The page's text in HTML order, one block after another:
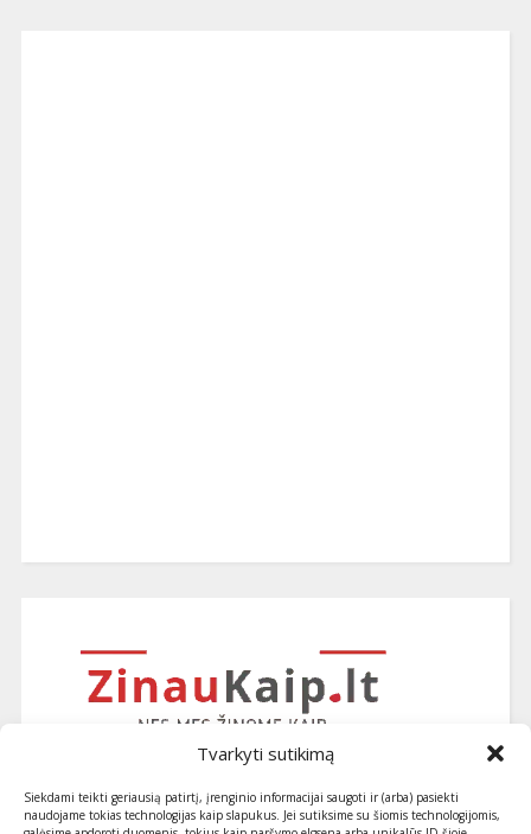
Tvarkyti sutikimą
Siekdami teikti geriausią patirtį, įrenginio informacijai saugoti ir (arba) pasiekti
naudojame tokias technologijas kaip slapukus. Jei sutiksime su šiomis technologijomis,